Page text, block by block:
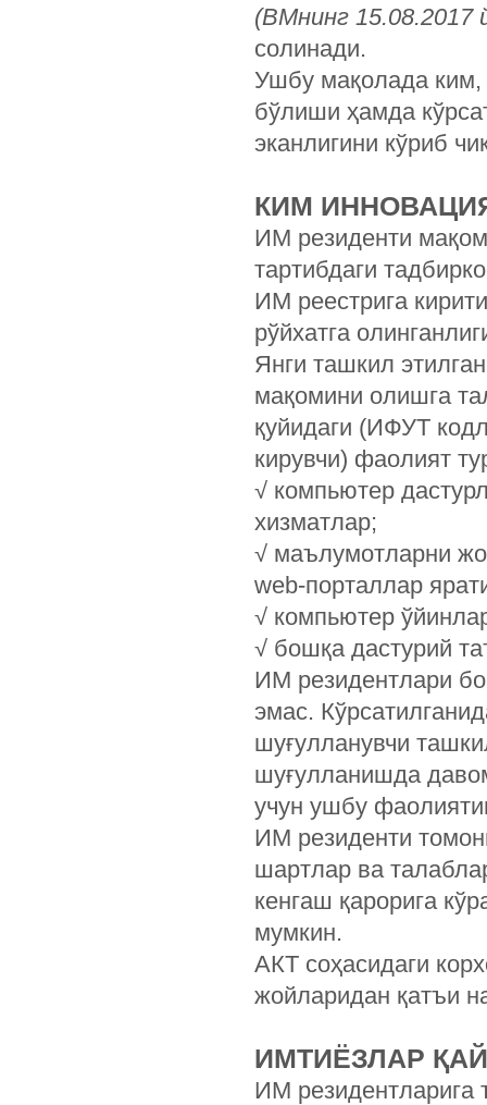
(ВМнинг 15.08.2017
солинади.
Ушбу мақолада ким,
бўлиши ҳамда
эканлигини кўриб
КИМ
ИМ резиденти
тартибдаги
ИМ реестрига
рўйхатга
Янги ташкил
мақомини олишга
қуйидаги (ИФУТ
кирувчи) фаолият
√ компьютер
хизматлар;
√ маълумотларни
web-порталлар
√ компьютер
√ бошқа дастурий
ИМ резидентлари
эмас.
шуғулланувчи
шуғулланишда
учун ушбу
ИМ резиденти
шартлар ва
кенгаш қарорига
мумкин.
АКТ соҳасидаги
жойларидан қатъи
ИМТИЁЗЛАР
ИМ резидентларига